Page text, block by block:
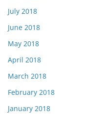
July 2018
June 2018
May 2018
April 2018
March 2018
February 2018
January 2018